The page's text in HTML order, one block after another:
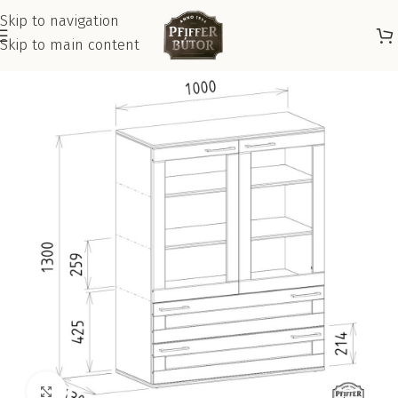
Skip to navigation
Skip to main content
Kattints a nagyításhoz